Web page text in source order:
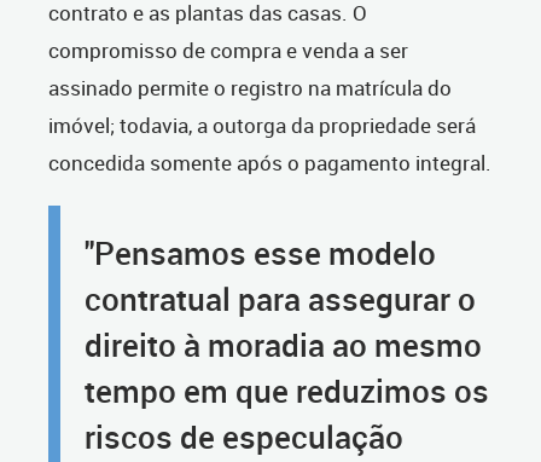
contrato e as plantas das casas. O
compromisso de compra e venda a ser
assinado permite o registro na matrícula do
imóvel; todavia, a outorga da propriedade será
concedida somente após o pagamento integral.
"Pensamos esse modelo
contratual para assegurar o
direito à moradia ao mesmo
tempo em que reduzimos os
riscos de especulação